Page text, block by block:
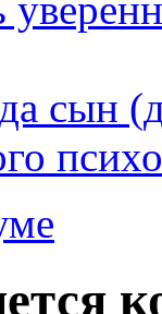
сын